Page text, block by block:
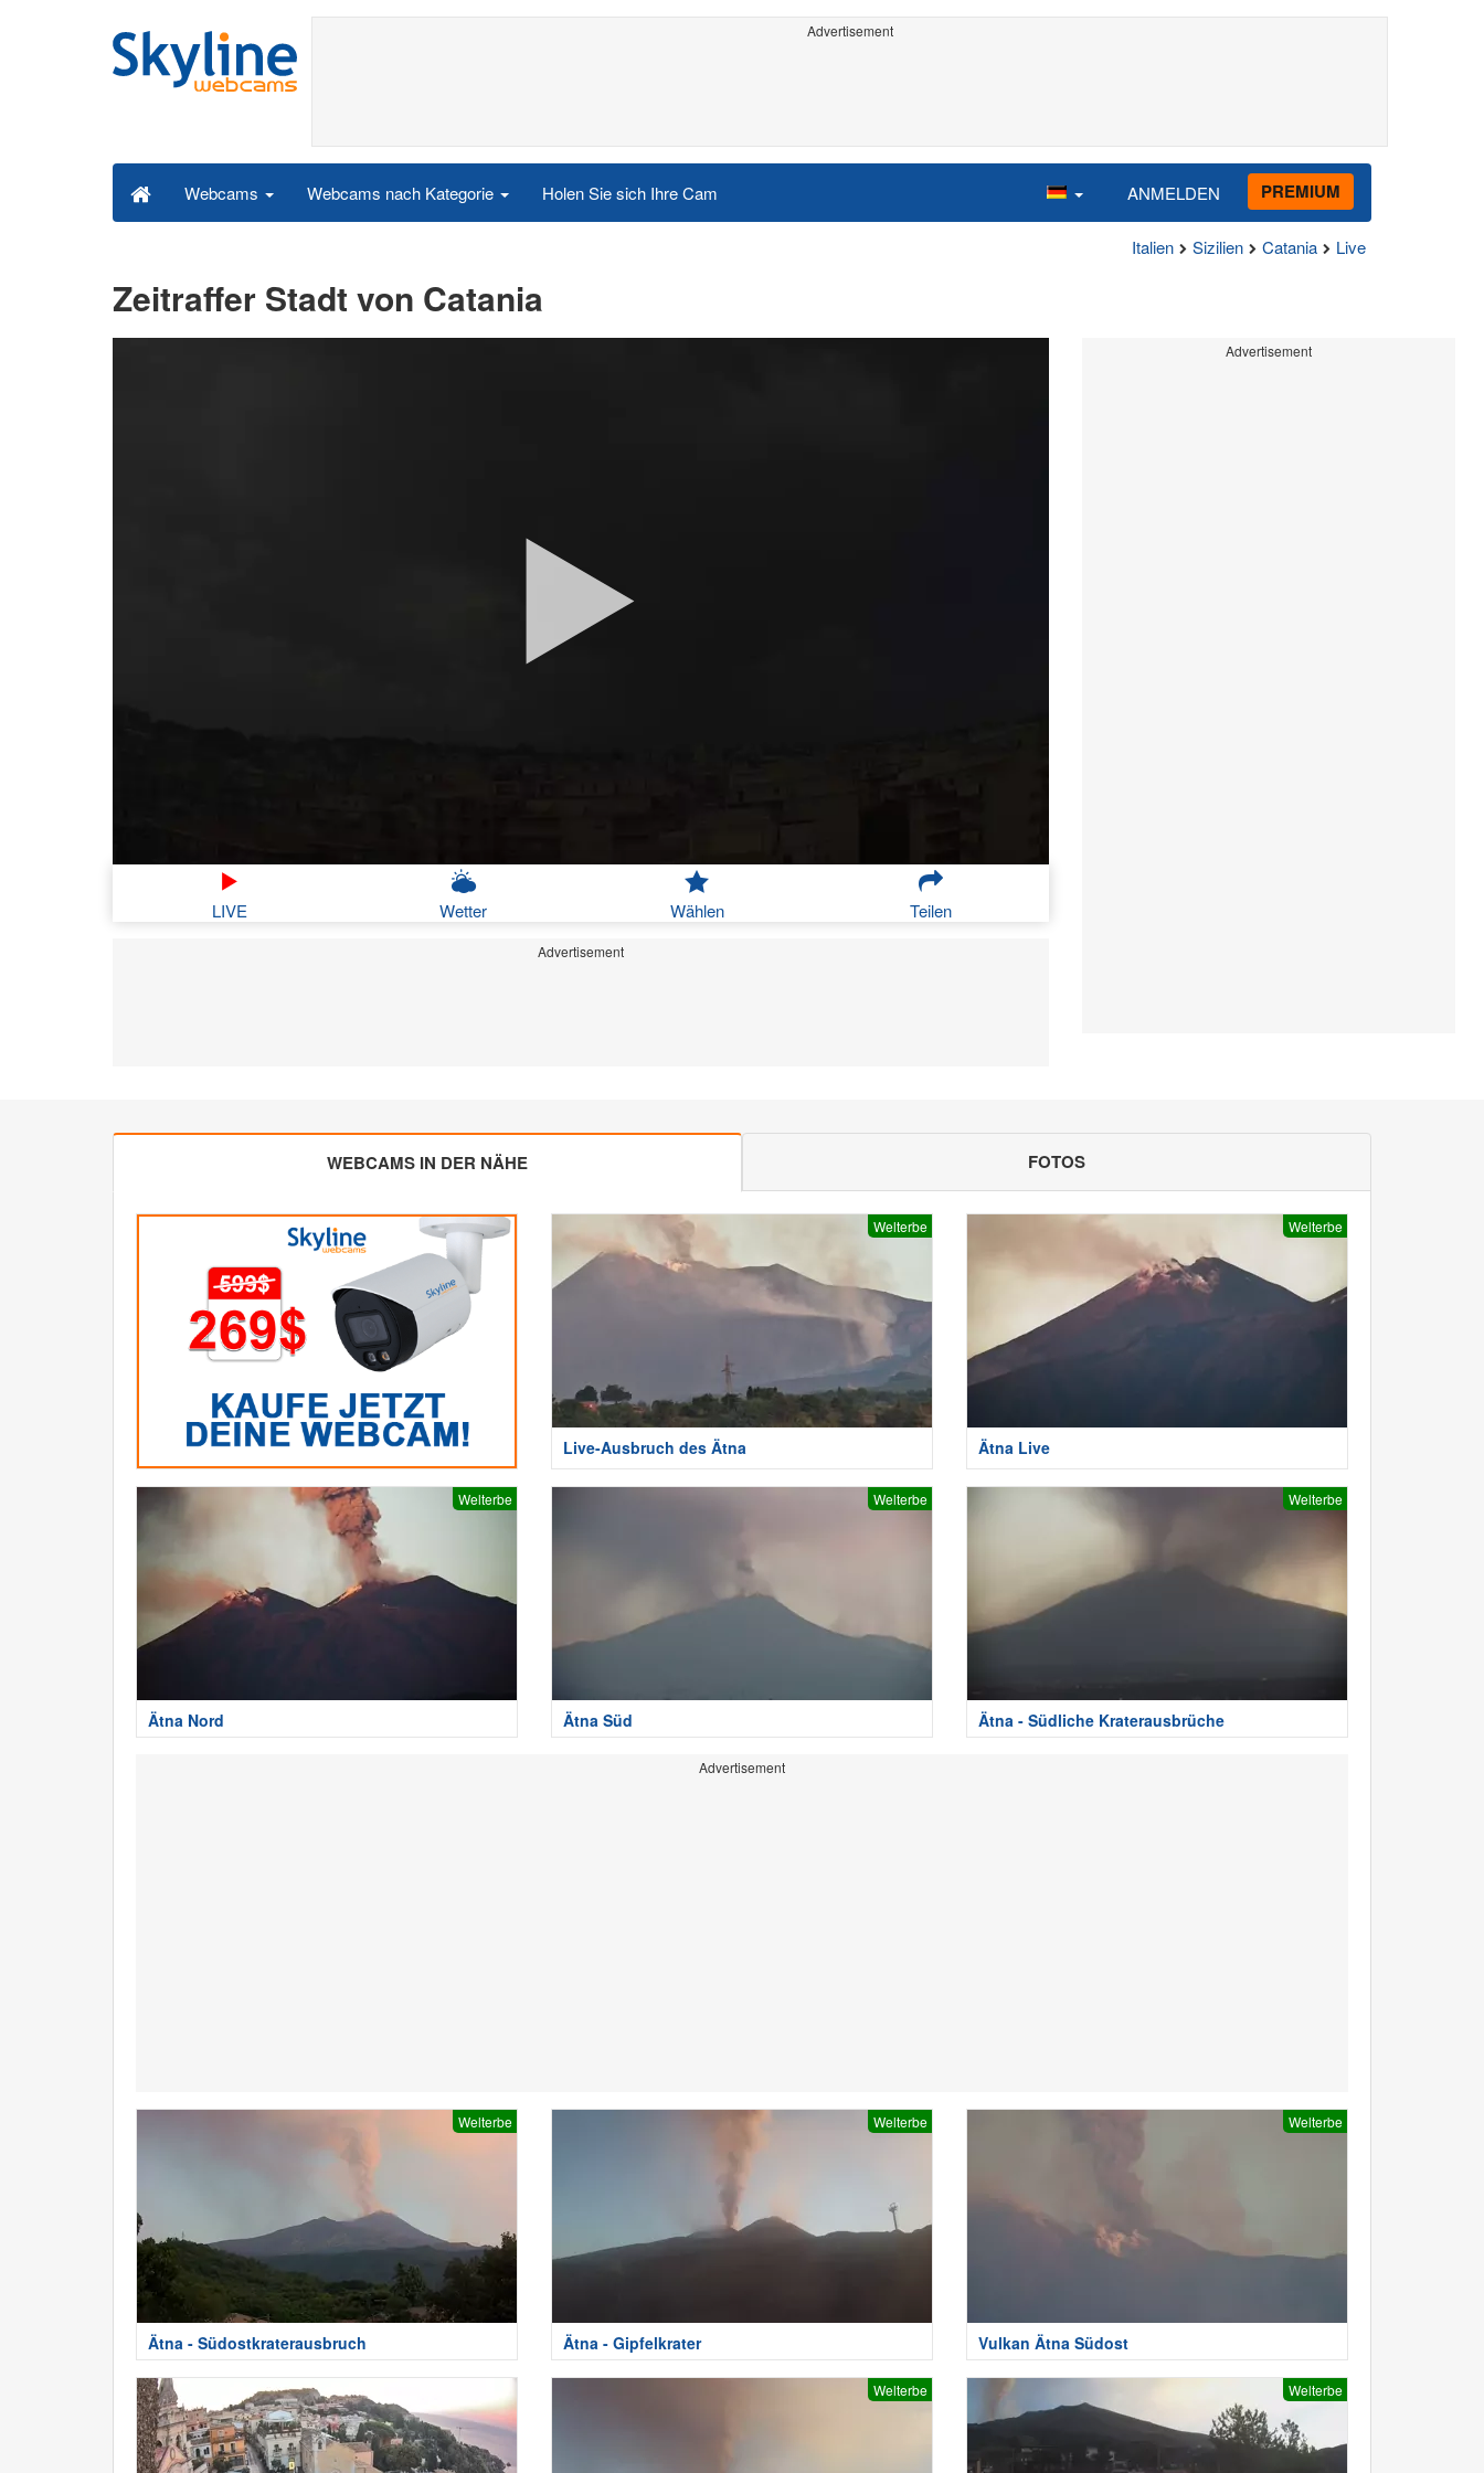
Advertisement
Webcams Webcams nach Kategorie Holen Sie sich Ihre Cam ANMELDEN PREMIUM
Italien Sizilien Catania Live
Zeitraffer Stadt von Catania
LIVE Wetter Wählen Teilen
Advertisement
Advertisement
WEBCAMS IN DER NÄHE FOTOS
Welterbe
Live-Ausbruch des Ätna
Welterbe
Ätna Live
Welterbe
Ätna Nord
Welterbe
Ätna Süd
Welterbe
Ätna - Südliche Kraterausbrüche
Advertisement
Welterbe
Ätna - Südostkraterausbruch
Welterbe
Ätna - Gipfelkrater
Welterbe
Vulkan Ätna Südost
Welterbe Welterbe